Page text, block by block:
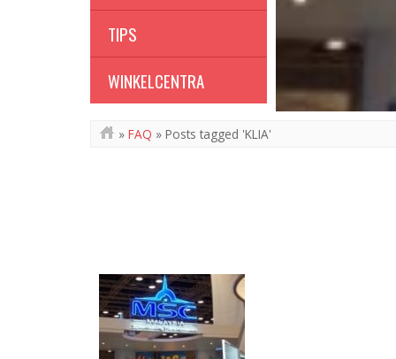
TIPS
WINKELCENTRA
» FAQ » Posts tagged 'KLIA'